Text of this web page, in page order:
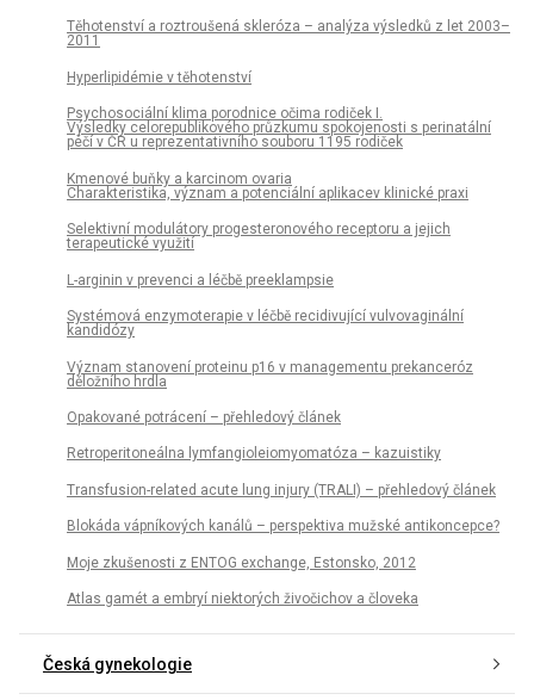
Těhotenství a roztroušená skleróza – analýza výsledků z let 2003–
2011
Hyperlipidémie v těhotenství
Psychosociální klima porodnice očima rodiček I.
Výsledky celorepublikového průzkumu spokojenosti s perinatální
péčí v ČR u reprezentativního souboru 1195 rodiček
Kmenové buňky a karcinom ovaria
Charakteristika, význam a potenciální aplikacev klinické praxi
Selektivní modulátory progesteronového receptoru a jejich
terapeutické využití
L-arginin v prevenci a léčbě preeklampsie
Systémová enzymoterapie v léčbě recidivující vulvovaginální
kandidózy
Význam stanovení proteinu p16 v managementu prekanceróz
děložního hrdla
Opakované potrácení – přehledový článek
Retroperitoneálna lymfangioleiomyomatóza – kazuistiky
Transfusion-related acute lung injury (TRALI) – přehledový článek
Blokáda vápníkových kanálů – perspektiva mužské antikoncepce?
Moje zkušenosti z ENTOG exchange, Estonsko, 2012
Atlas gamét a embryí niektorých živočichov a človeka
Česká gynekologie